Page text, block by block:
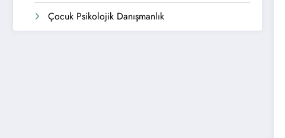
Çocuk Psikolojik Danışmanlık